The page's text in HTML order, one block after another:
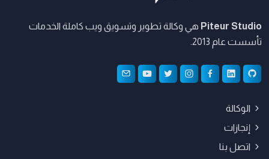
Piteur Studio هي وكالة تطوير وتسويق ويب كاملة الخدمات
تأسست عام 2013.
الوكالة
إنجازات
اتصل بنا